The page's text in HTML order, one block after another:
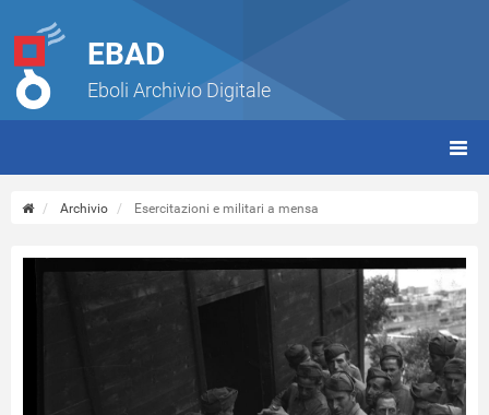
EBAD
Eboli Archivio Digitale
Archivio Esercitazioni e militari a mensa